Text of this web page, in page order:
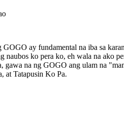
GOGO ay fundamental na iba sa
ko pera ko, eh wala na ako
gawa na ng GOGO ang ulam na
at Tatapusin Ko Pa.